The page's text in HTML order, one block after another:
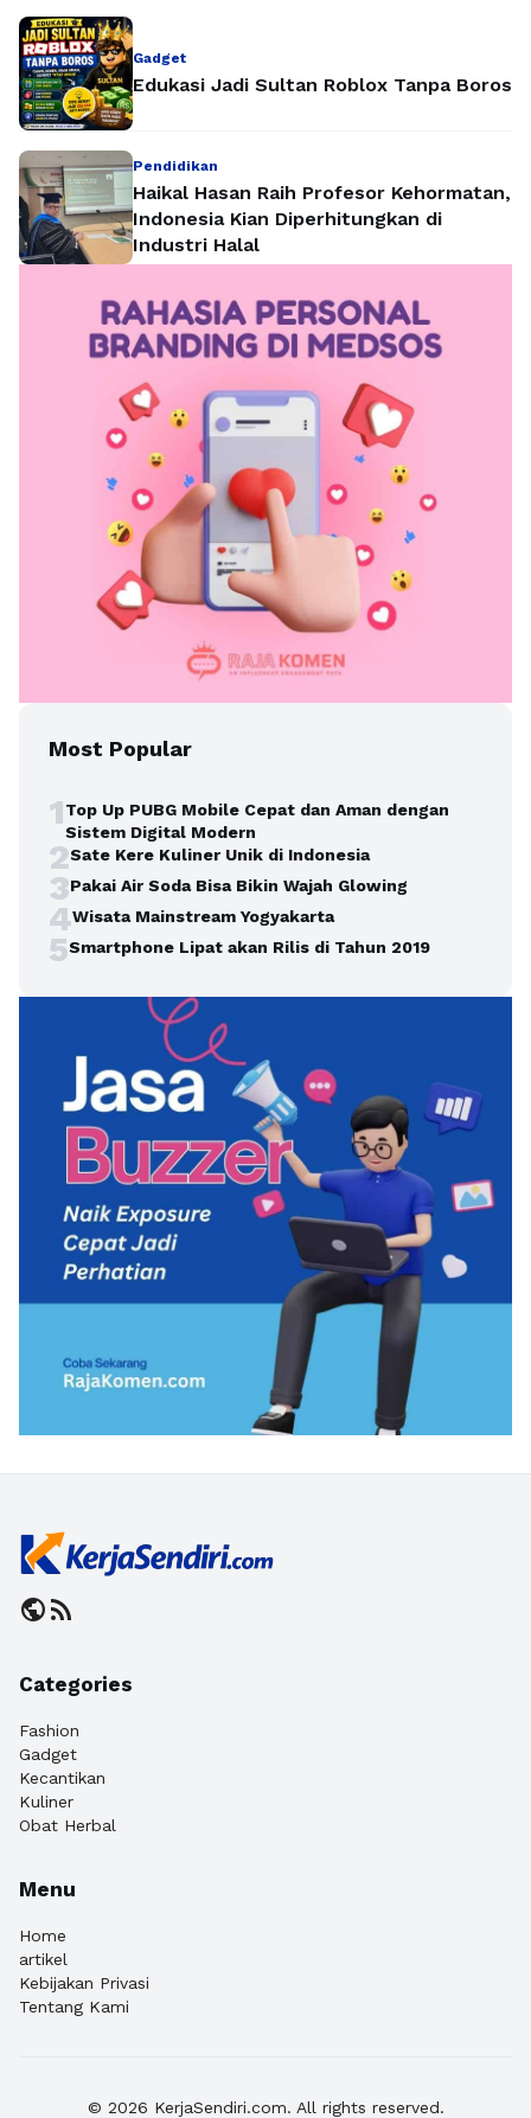
Gadget
Edukasi Jadi Sultan Roblox Tanpa Boros
Pendidikan
Haikal Hasan Raih Profesor Kehormatan,
Indonesia Kian Diperhitungkan di
Industri Halal
Most Popular
1Top Up PUBG Mobile Cepat dan Aman dengan
Sistem Digital Modern
2Sate Kere Kuliner Unik di Indonesia
3Pakai Air Soda Bisa Bikin Wajah Glowing
4Wisata Mainstream Yogyakarta
5Smartphone Lipat akan Rilis di Tahun 2019
publicrss_feed
Categories
Fashion
Gadget
Kecantikan
Kuliner
Obat Herbal
Menu
Home
artikel
Kebijakan Privasi
Tentang Kami
© 2026 KerjaSendiri.com. All rights reserved.